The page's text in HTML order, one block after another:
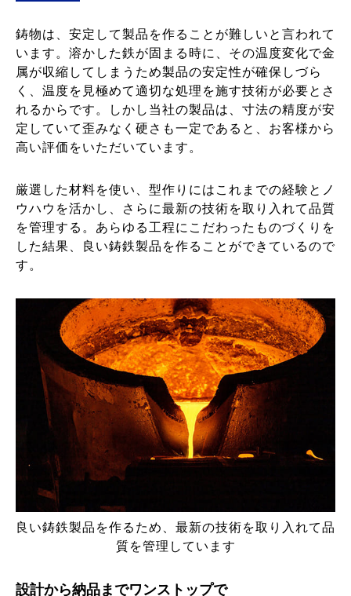
鋳物は、安定して製品を作ることが難しいと言われて
います。溶かした鉄が固まる時に、その温度変化で金
属が収縮してしまうため製品の安定性が確保しづら
く、温度を見極めて適切な処理を施す技術が必要とさ
れるからです。しかし当社の製品は、寸法の精度が安
定していて歪みなく硬さも一定であると、お客様から
高い評価をいただいています。
厳選した材料を使い、型作りにはこれまでの経験とノ
ウハウを活かし、さらに最新の技術を取り入れて品質
を管理する。あらゆる工程にこだわったものづくりを
した結果、良い鋳鉄製品を作ることができているので
す。
良い鋳鉄製品を作るため、最新の技術を取り入れて品
質を管理しています
設計から納品までワンストップで